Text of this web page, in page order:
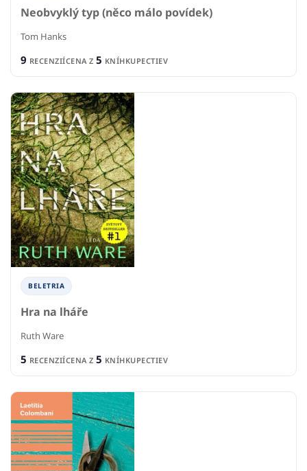
Neobvyklý typ (něco málo povídek)
Tom Hanks
9 RECENZIÍCENA Z 5 KNÍHKUPECTIEV
BELETRIA
Hra na lháře
Ruth Ware
5 RECENZIÍCENA Z 5 KNÍHKUPECTIEV